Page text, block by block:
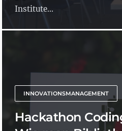
Institute...
INNOVATIONSMANAGEMENT
Hackathon